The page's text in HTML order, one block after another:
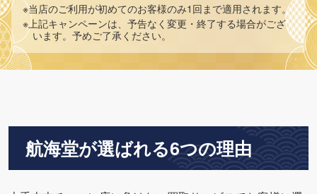
※当店のご利用が初めてのお客様のみ1回まで適用されます。
※上記キャンペーンは、予告なく変更・終了する場合がござ
います。予めご了承ください。
航海堂が選ばれる6つの理由